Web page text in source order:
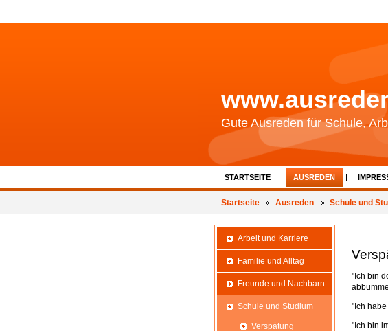
Gute Ausreden für Schule,
STARTSEITE AUSREDEN
Startseite Ausreden Schule und
"Ich bin
"Ich
"Ich bin
Arbeit und Karriere
Familie und Alltag
Freunde und Nachbarn
Schule und Studium
Verspätung